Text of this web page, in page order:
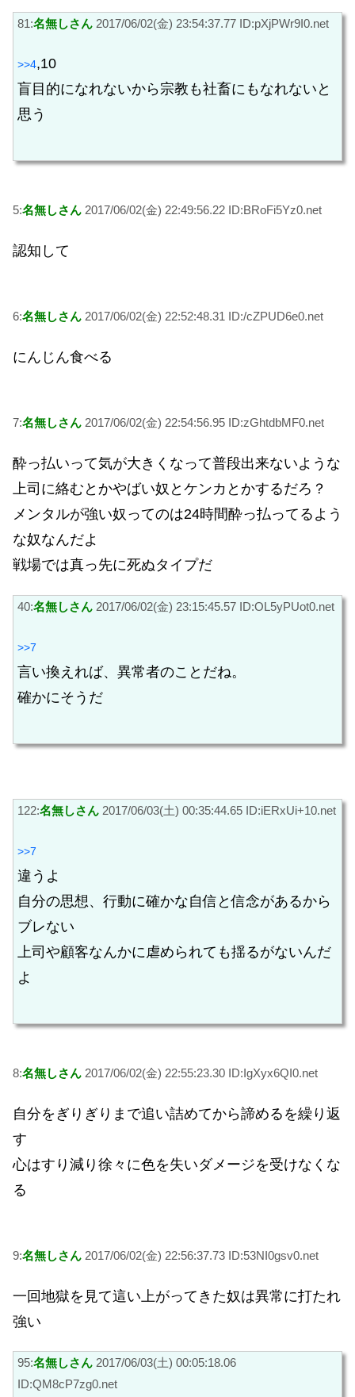
81:名無しさん 2017/06/02(金) 23:54:37.77 ID:pXjPWr9I0.net
>>4,10
盲目的になれないから宗教も社畜にもなれないと
思う
5:名無しさん 2017/06/02(金) 22:49:56.22 ID:BRoFi5Yz0.net
認知して
6:名無しさん 2017/06/02(金) 22:52:48.31 ID:/cZPUD6e0.net
にんじん食べる
7:名無しさん 2017/06/02(金) 22:54:56.95 ID:zGhtdbMF0.net
酔っ払いって気が大きくなって普段出来ないような
上司に絡むとかやばい奴とケンカとかするだろ？
メンタルが強い奴ってのは24時間酔っ払ってるよう
な奴なんだよ
戦場では真っ先に死ぬタイプだ
40:名無しさん 2017/06/02(金) 23:15:45.57 ID:OL5yPUot0.net
>>7
言い換えれば、異常者のことだね。
確かにそうだ
122:名無しさん 2017/06/03(土) 00:35:44.65 ID:iERxUi+10.net
>>7
違うよ
自分の思想、行動に確かな自信と信念があるから
ブレない
上司や顧客なんかに虐められても揺るがないんだ
よ
8:名無しさん 2017/06/02(金) 22:55:23.30 ID:IgXyx6QI0.net
自分をぎりぎりまで追い詰めてから諦めるを繰り返
す
心はすり減り徐々に色を失いダメージを受けなくな
る
9:名無しさん 2017/06/02(金) 22:56:37.73 ID:53NI0gsv0.net
一回地獄を見て這い上がってきた奴は異常に打たれ
強い
95:名無しさん 2017/06/03(土) 00:05:18.06
ID:QM8cP7zg0.net